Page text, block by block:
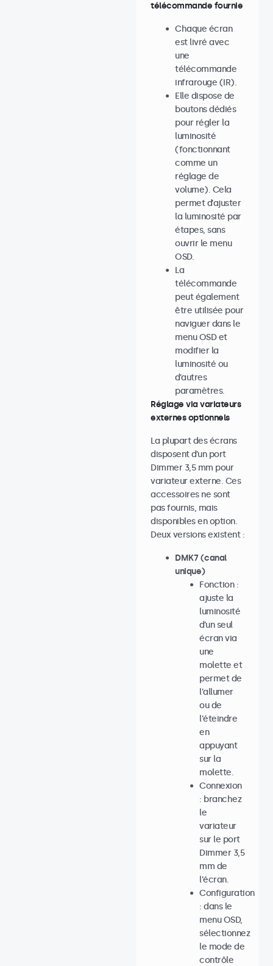
télécommande fournie
Chaque écran
est livré avec
une
télécommande
infrarouge (IR).
Elle dispose de
boutons dédiés
pour régler la
luminosité
(fonctionnant
comme un
réglage de
volume). Cela
permet d’ajuster
la luminosité par
étapes, sans
ouvrir le menu
OSD.
La
télécommande
peut également
être utilisée pour
naviguer dans le
menu OSD et
modifier la
luminosité ou
d’autres
paramètres.
Réglage via variateurs
externes optionnels
La plupart des écrans
disposent d’un port
Dimmer 3,5 mm pour
variateur externe. Ces
accessoires ne sont
pas fournis, mais
disponibles en option.
Deux versions existent :
DMK7 (canal
unique)
Fonction :
ajuste la
luminosité
d’un seul
écran via
une
molette et
permet de
l’allumer
ou de
l’éteindre
en
appuyant
sur la
molette.
Connexion
: branchez
le
variateur
sur le port
Dimmer 3,5
mm de
l’écran.
Configuration
: dans le
menu OSD,
sélectionnez
le mode de
contrôle